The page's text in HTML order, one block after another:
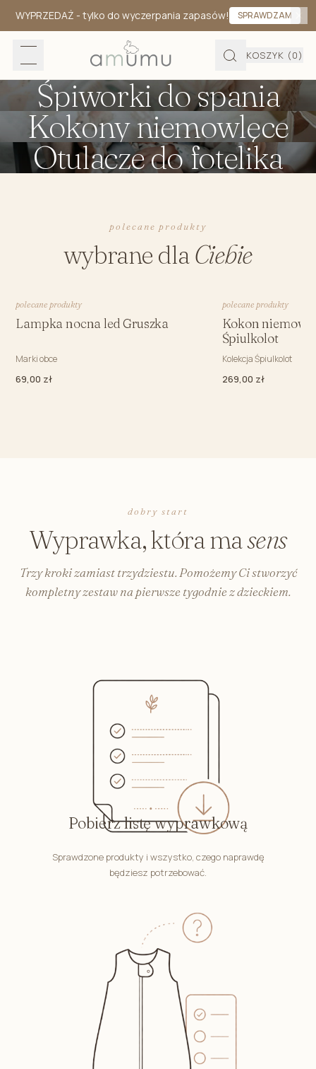
WYPRZEDAŻ - tylko do wyczerpania zapasów! SPRAWDZAM
KOSZYK (0)
Śpiworki do spania
Kokony niemowlęce
Otulacze do fotelika
polecane produkty
wybrane dlaCiebie
polecane produkty
Lampka nocna led Gruszka
Marki obce
69,00 zł
polecane produkty
Kokon
Śpiulkolot
Kolekcja Śpiulkolot
269,00 zł
dobry start
Wyprawka, która masens
Trzy kroki zamiast trzydziestu. Pomożemy Ci stworzyć
kompletny zestaw na pierwsze tygodnie z dzieckiem.
Pobierz listę wyprawkową
Sprawdzone produkty i wszystko, czego naprawdę
będziesz potrzebować.